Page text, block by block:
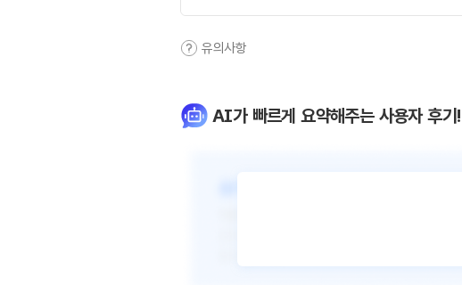
유의사항
AI가 빠르게 요약해주는 사용자 후기!